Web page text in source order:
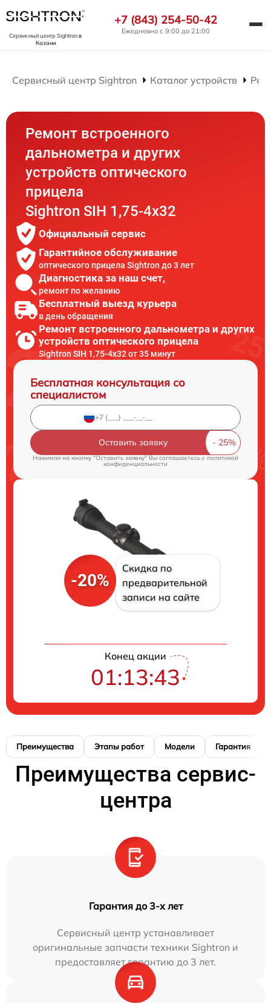
Сервисный центр Sightronв
Казани
+7 (843) 254-50-42
Ежедневно с 9:00 до 21:00
Сервисный центр Sightron Каталог устройств
Ремонт встроенного
дальнометра и других
устройств оптического
прицела
Sightron SIH 1,75-4x32
Официальный сервис
Гарантийное обслуживание
оптического прицела Sightron до 3 лет
Диагностика за наш счет,
ремонт по желанию
Бесплатный выезд курьера
в день обращения
Ремонт встроенного дальнометра и других
устройств оптического прицела
Sightron SIH 1,75-4x32 от 35 минут
Бесплатная консультация со
специалистом
Оставить заявку
Нажимая на кнопку "Оставить заявку" Вы соглашаетесь cполитикой
конфиденциальности
-20%
Скидка по
предварительной
записи на сайте
Конец акции
01:13:42
Преимущества Этапы работ Модели Гарантия
Преимущества сервис-
центра
Гарантия до 3-х лет
Сервисный центр устанавливает
оригинальные запчасти техники Sightron и
предоставляет гарантию до 3 лет.